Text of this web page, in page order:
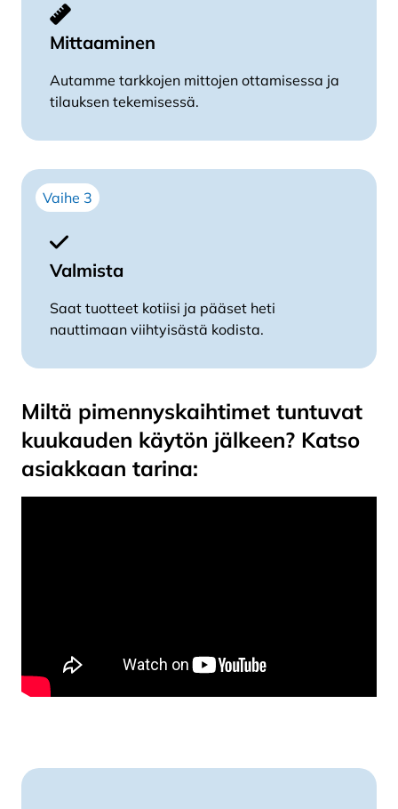
Mittaaminen
Autamme tarkkojen mittojen ottamisessa ja
tilauksen tekemisessä.
Vaihe 3
Valmista
Saat tuotteet kotiisi ja pääset heti
nauttimaan viihtyisästä kodista.
Miltä pimennyskaihtimet tuntuvat
kuukauden käytön jälkeen? Katso
asiakkaan tarina: